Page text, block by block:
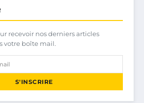
recevoir nos derniers articles
votre boîte mail.
S'INSCRIRE